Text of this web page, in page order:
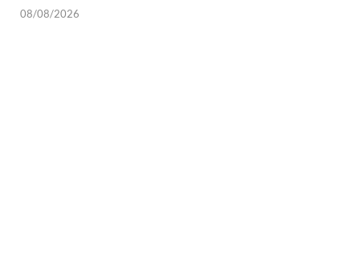
08/08/2026